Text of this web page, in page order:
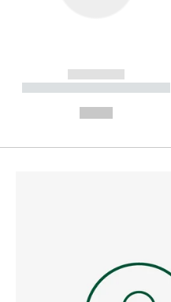
------------
----------- ----------- --------